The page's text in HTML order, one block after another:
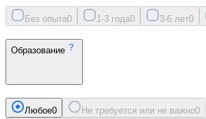
Без опыта0 1-3 года0 3-6 лет0
Образование
Любое0 Не требуется или не важно0